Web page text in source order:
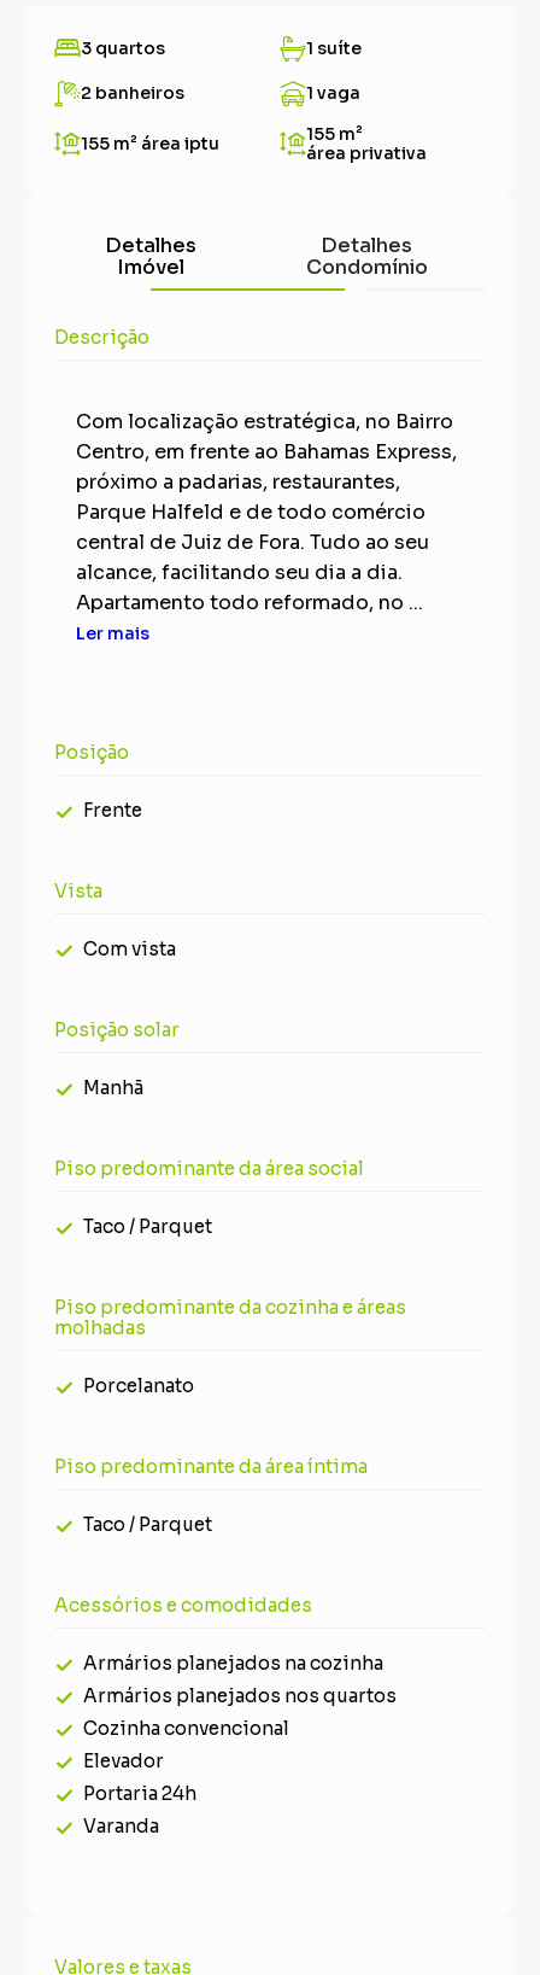
3 quartos 1 suíte
2 banheiros 1 vaga
155 m² área iptu
155 m²
área privativa
Detalhes
Imóvel
Detalhes
Condomínio
Descrição
Com localização estratégica, no Bairro
Centro, em frente ao Bahamas Express,
próximo a padarias, restaurantes,
Parque Halfeld e de todo comércio
central de Juiz de Fora. Tudo ao seu
alcance, facilitando seu dia a dia.
Apartamento todo reformado, no ...
Ler mais
Posição
Frente
Vista
Com vista
Posição solar
Manhã
Piso predominante da área social
Taco / Parquet
Piso predominante da cozinha e áreas
molhadas
Porcelanato
Piso predominante da área íntima
Taco / Parquet
Acessórios e comodidades
Armários planejados na cozinha
Armários planejados nos quartos
Cozinha convencional
Elevador
Portaria 24h
Varanda
Valores e taxas